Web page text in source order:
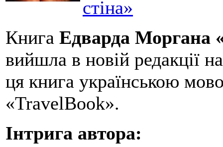
стіна»
Книга Едварда Моргана
вийшла в новій редакції
ця книга українською
«TravelBook».
Інтрига автора: